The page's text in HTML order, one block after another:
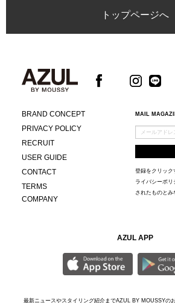
トップページへ
BRAND CONCEPT
PRIVACY POLICY
RECRUIT
USER GUIDE
CONTACT
TERMS
COMPANY
MAIL
登録をクリック
ライバシーポ
されたものとみ
AZUL APP
最新ニュースやスタイリング紹介までAZUL BY MOUSSYの